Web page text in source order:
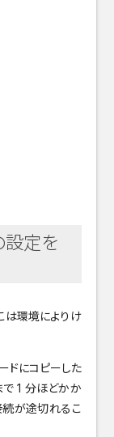
設定を
は環境によりけ
ドにコピーした
で 1 分ほどかか
続が途切れるこ